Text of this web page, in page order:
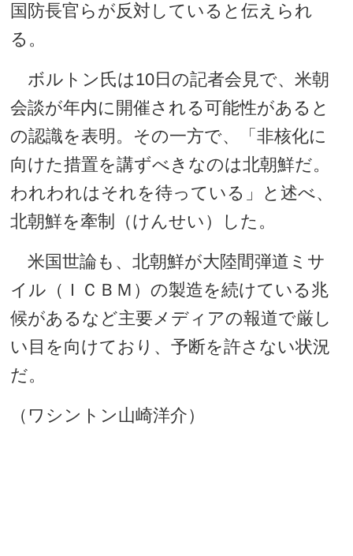
国防長官らが反対していると伝えられ
る。
ボルトン氏は10日の記者会見で、米朝
会談が年内に開催される可能性があると
の認識を表明。その一方で、「非核化に
向けた措置を講ずべきなのは北朝鮮だ。
われわれはそれを待っている」と述べ、
北朝鮮を牽制（けんせい）した。
米国世論も、北朝鮮が大陸間弾道ミサ
イル（ＩＣＢＭ）の製造を続けている兆
候があるなど主要メディアの報道で厳し
い目を向けており、予断を許さない状況
だ。
（ワシントン山崎洋介）